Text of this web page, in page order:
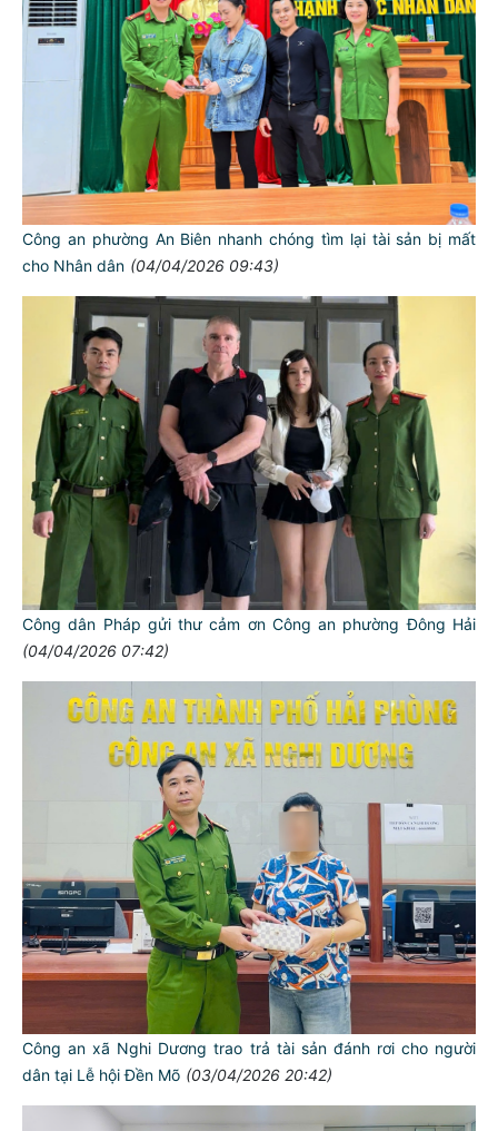
Công an phường An Biên nhanh chóng tìm lại tài sản bị mất
cho Nhân dân (04/04/2026 09:43)
Công dân Pháp gửi thư cảm ơn Công an phường Đông Hải
(04/04/2026 07:42)
Công an xã Nghi Dương trao trả tài sản đánh rơi cho người
dân tại Lễ hội Đền Mõ (03/04/2026 20:42)